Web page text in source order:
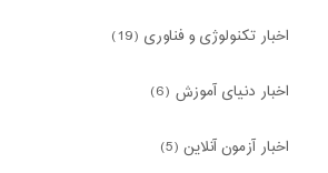
اخبار تکنولوژی و فناوری (19)
اخبار دنیای آموزش (6)
اخبار آزمون آنلاین (5)